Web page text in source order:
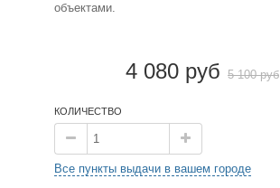
объектами.
4 080 руб 5 100 руб
КОЛИЧЕСТВО
Все пункты выдачи в вашем городе